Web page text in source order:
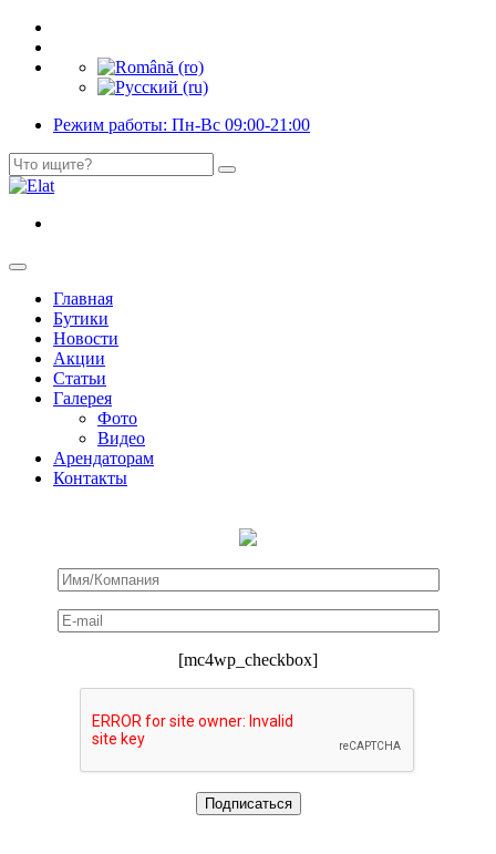
Режим работы: Пн-Вс 09:00-21:00
Главная
Бутики
Новости
Акции
Статьи
Галерея
Фото
Видео
Арендаторам
Контакты
[mc4wp_checkbox]